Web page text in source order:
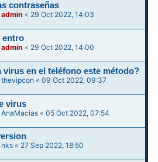
contraseñas
admin « 29 Oct 2022, 14:03
entro
admin « 29 Oct 2022, 14:00
virus en el teléfono este método?
thevipcon «09 Oct 2022, 09:37
virus
AnaMacias «05 Oct 2022, 07:54
nks « 27 Sep 2022, 18:50